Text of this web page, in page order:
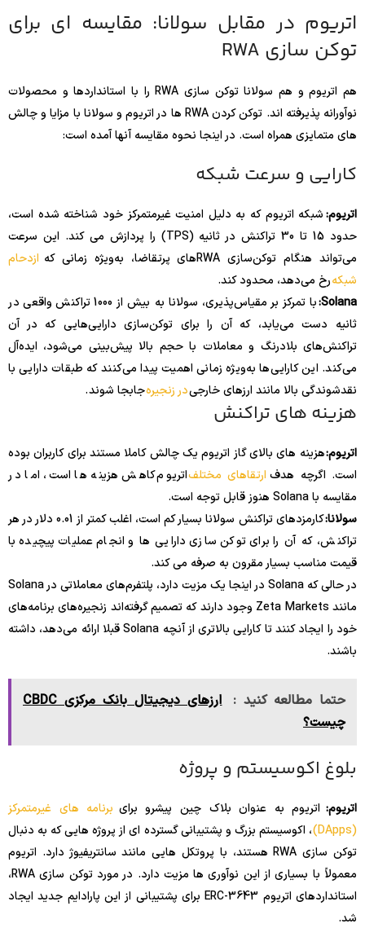
اتریوم در مقابل سولانا: مقایسه ای برای
توکن سازی RWA
هم اتریوم و هم سولانا توکن سازی RWA را با استانداردها و محصولات
نوآورانه پذیرفته اند. توکن کردن RWA ها در اتریوم و سولانا با مزایا و چالش
های متمایزی همراه است. در اینجا نحوه مقایسه آنها آمده است:
کارایی و سرعت شبکه
اتریوم:شبکه اتریوم که به دلیل امنیت غیرمتمرکز خود شناخته شده است،
حدود 15 تا 30 تراکنش در ثانیه (TPS) را پردازش می کند. این سرعت
می‌تواند هنگام توکن‌سازی RWAهای پرتقاضا، به‌ویژه زمانی که
ازدحام
شبکهرخ می‌دهد، محدود کند.
Solana:
با تمرکز بر مقیاس‌پذیری، سولانا به بیش از 1000 تراکنش واقعی در
ثانیه دست می‌یابد، که آن را برای توکن‌سازی دارایی‌هایی که در آن
تراکنش‌های بلادرنگ و معاملات با حجم بالا پیش‌بینی می‌شود، ایده‌آل
می‌کند. این کارایی‌ها به‌ویژه زمانی اهمیت پیدا می‌کنند که طبقات دارایی با
نقدشوندگی بالا مانند ارزهای خارجیدر زنجیرهجابجا شوند .
هزینه های تراکنش
اتریوم:هزینه های بالای گاز اتریوم یک چالش کاملا مستند برای کاربران بوده
است. اگرچه هدف ارتقاهای مختلفاتریوم کاهش هزینه ها است، اما در
مقایسه با Solana هنوز قابل توجه است.
سولانا:
کارمزدهای تراکنش سولانا بسیار کم است، اغلب کمتر از 0.01 دلار در هر
تراکنش، که آن را برای توکن سازی دارایی ها و انجام عملیات پیچیده با
قیمت مناسب بسیار مقرون به صرفه می کند.
در حالی که Solana در اینجا یک مزیت دارد، پلتفرم‌های معاملاتی در Solana
مانند Zeta Markets وجود دارند که تصمیم گرفته‌اند زنجیره‌های برنامه‌های
خود را ایجاد کنند تا کارایی بالاتری از آنچه Solana قبلا ارائه می‌دهد، داشته
باشند.
حتما مطالعه کنید :
ارزهای دیجیتال بانک مرکزی CBDC
چیست؟
بلوغ اکوسیستم و پروژه
اتریوم:اتریوم به عنوان بلاک چین پیشرو برای برنامه های غیرمتمرکز
(DApps)
، اکوسیستم بزرگ و پشتیبانی گسترده ای از پروژه هایی که به دنبال
توکن سازی RWA هستند، با پروتکل هایی مانند سانتریفیوژ دارد. اتریوم
معمولاً با بسیاری از این نوآوری ها مزیت دارد. در مورد توکن سازی RWA،
استانداردهای اتریوم ERC-3643 برای پشتیبانی از این پارادایم جدید ایجاد
شد.